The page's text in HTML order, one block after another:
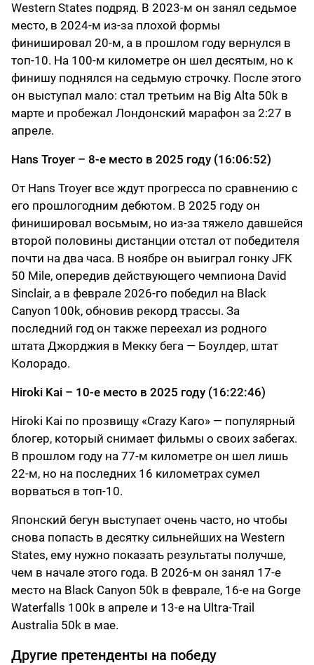
Western States подряд. В 2023-м он занял седьмое
место, в 2024-м из-за плохой формы
финишировал 20-м, а в прошлом году вернулся в
топ-10. На 100-м километре он шел десятым, но к
финишу поднялся на седьмую строчку. После этого
он выступал мало: стал третьим на Big Alta 50k в
марте и пробежал Лондонский марафон за 2:27 в
апреле.
Hans Troyer – 8-е место в 2025 году (16:06:52)
От Hans Troyer все ждут прогресса по сравнению с
его прошлогодним дебютом. В 2025 году он
финишировал восьмым, но из-за тяжело давшейся
второй половины дистанции отстал от победителя
почти на два часа. В ноябре он выиграл гонку JFK
50 Mile, опередив действующего чемпиона David
Sinclair, а в феврале 2026-го победил на Black
Canyon 100k, обновив рекорд трассы. За
последний год он также переехал из родного
штата Джорджия в Мекку бега — Боулдер, штат
Колорадо.
Hiroki Kai – 10-е место в 2025 году (16:22:46)
Hiroki Kai по прозвищу «Crazy Karo» — популярный
блогер, который снимает фильмы о своих забегах.
В прошлом году на 77-м километре он шел лишь
22-м, но на последних 16 километрах сумел
ворваться в топ-10.
Японский бегун выступает очень часто, но чтобы
снова попасть в десятку сильнейших на Western
States, ему нужно показать результаты получше,
чем в начале этого года. В 2026-м он занял 17-е
место на Black Canyon 50k в феврале, 16-е на Gorge
Waterfalls 100k в апреле и 13-е на Ultra-Trail
Australia 50k в мае.
Другие претенденты на победу